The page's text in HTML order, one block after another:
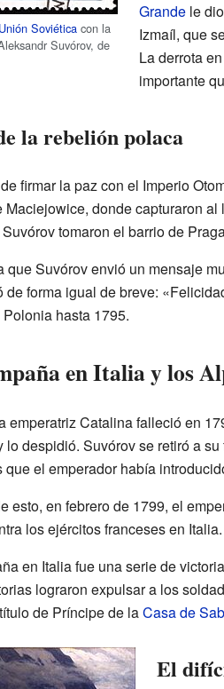
Unión Soviéticacon la
Suvórov, de
Grandele dio
Izmaíl, que
La derrota
importante
la rebelión polaca
firmar la paz con el Imperio
Maciejowice, donde capturaron
tomaron el barrio de
que Suvórov envió un mensaje
de forma igual de breve:
hasta 1795.
en Italia y los
emperatriz Catalina falleció en
lo despidió. Suvórov se retiró a
que el emperador había
esto, en febrero de 1799, el
los ejércitos franceses en Italia.
en Italia fue una serie de
lograron expulsar a los
de Príncipe de laCasa de
El